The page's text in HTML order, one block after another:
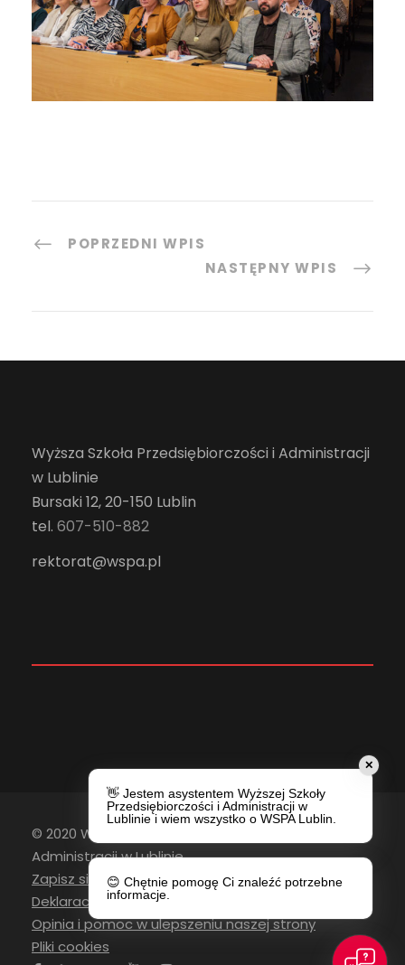
POPRZEDNI WPIS
NASTĘPNY WPIS
Wyższa Szkoła Przedsiębiorczości i Administracji
w Lublinie
Bursaki 12, 20-150 Lublin
tel. 607-510-882
rektorat@wspa.pl
© 2020 Wyższa Szkoła Przedsiębiorczości i
Administracji w Lublinie
Zapisz się do newslettera
Deklaracja Dostępności
Opinia i pomoc w ulepszeniu naszej strony
Pliki cookies
✕
👋 Jestem asystentem Wyższej Szkoły
Przedsiębiorczości i Administracji w
Lublinie i wiem wszystko o WSPA Lublin.
😊 Chętnie pomogę Ci znaleźć potrzebne
informacje.